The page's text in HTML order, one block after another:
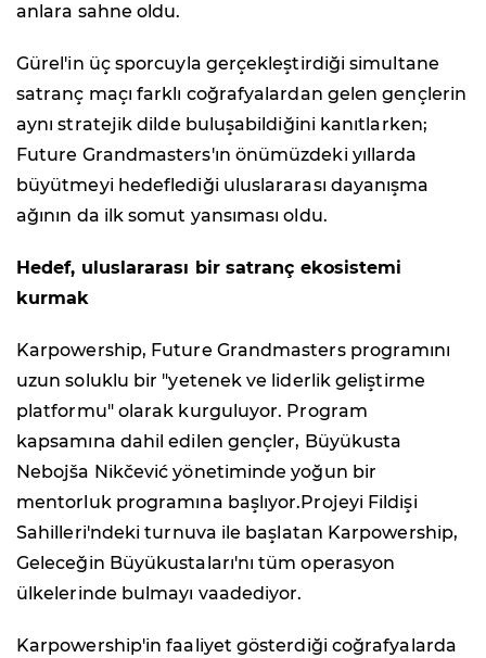
anlara sahne oldu.
Gürel'in üç sporcuyla gerçekleştirdiği simultane
satranç maçı farklı coğrafyalardan gelen gençlerin
aynı stratejik dilde buluşabildiğini kanıtlarken;
Future Grandmasters'ın önümüzdeki yıllarda
büyütmeyi hedeflediği uluslararası dayanışma
ağının da ilk somut yansıması oldu.
Hedef, uluslararası bir satranç ekosistemi
kurmak
Karpowership, Future Grandmasters programını
uzun soluklu bir "yetenek ve liderlik geliştirme
platformu" olarak kurguluyor. Program
kapsamına dahil edilen gençler, Büyükusta
Nebojša Nikčević yönetiminde yoğun bir
mentorluk programına başlıyor.Projeyi Fildişi
Sahilleri'ndeki turnuva ile başlatan Karpowership,
Geleceğin Büyükustaları'nı tüm operasyon
ülkelerinde bulmayı vaadediyor.
Karpowership'in faaliyet gösterdiği coğrafyalarda